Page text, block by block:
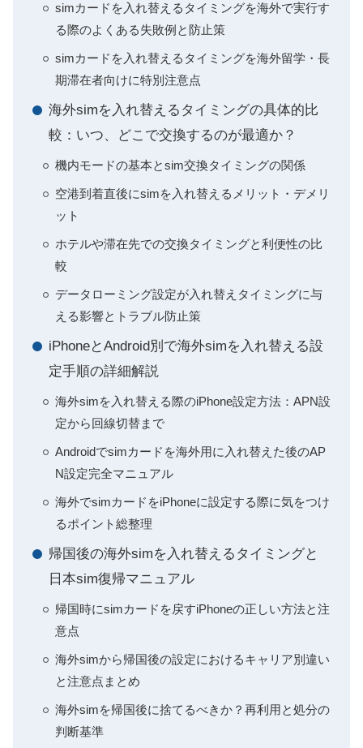
simカードを入れ替えるタイミングを海外で実行す
る際のよくある失敗例と防止策
simカードを入れ替えるタイミングを海外留学・長
期滞在者向けに特別注意点
海外simを入れ替えるタイミングの具体的比
較：いつ、どこで交換するのが最適か？
機内モードの基本とsim交換タイミングの関係
空港到着直後にsimを入れ替えるメリット・デメリ
ット
ホテルや滞在先での交換タイミングと利便性の比
較
データローミング設定が入れ替えタイミングに与
える影響とトラブル防止策
iPhoneとAndroid別で海外simを入れ替える設
定手順の詳細解説
海外simを入れ替える際のiPhone設定方法：APN設
定から回線切替まで
Androidでsimカードを海外用に入れ替えた後のAP
N設定完全マニュアル
海外でsimカードをiPhoneに設定する際に気をつけ
るポイント総整理
帰国後の海外simを入れ替えるタイミングと
日本sim復帰マニュアル
帰国時にsimカードを戻すiPhoneの正しい方法と注
意点
海外simから帰国後の設定におけるキャリア別違い
と注意点まとめ
海外simを帰国後に捨てるべきか？再利用と処分の
判断基準